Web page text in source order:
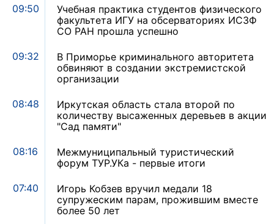
09:50
Учебная практика студентов физического
факультета ИГУ на обсерваториях ИСЗФ
СО РАН прошла успешно
09:32
В Приморье криминального авторитета
обвиняют в создании экстремистской
организации
08:48
Иркутская область стала второй по
количеству высаженных деревьев в акции
"Сад памяти"
08:16
Межмуниципальный туристический
форум ТУР.УКа - первые итоги
07:40
Игорь Кобзев вручил медали 18
супружеским парам, прожившим вместе
более 50 лет